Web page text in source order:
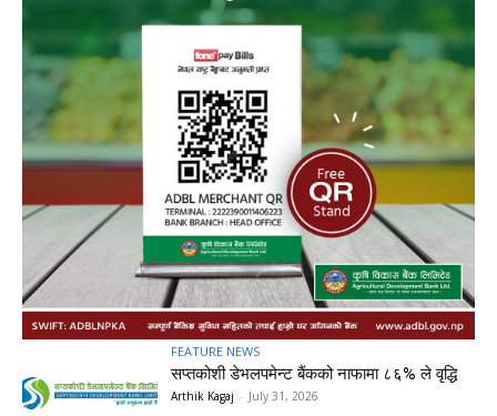
FEATURE NEWS
सप्तकोशी डेभलपमेन्ट बैंकको नाफामा ८६% ले वृद्धि
Arthik Kagaj - July 31, 2026